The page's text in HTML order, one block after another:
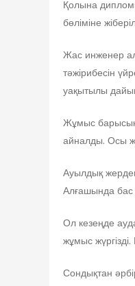
Қолына
бөліміне
Жас инженер
тәжірибесін
уақытылы
Жұмыс
айналды. Осы
Ауылдық
Алғашында бас
Ол кезеңде
жұмыс
Сондықтан